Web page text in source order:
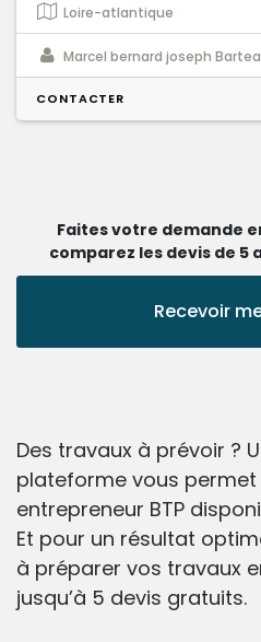
Loire-atlantique
Marcel bernard joseph
CONTACTER
Faites votre demande
comparez les devis de 5
Recevoir
Des travaux à prévoir ?
plateforme vous
entrepreneur BTP
Et pour un résultat
à préparer vos travaux
jusqu’à 5 devis gratuits.